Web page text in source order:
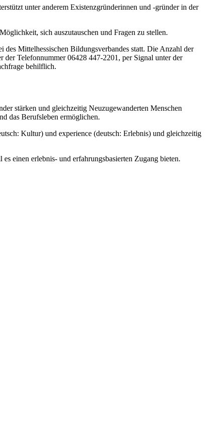
unter anderem Existenzgründerinnen und ‑gründer in der
sich auszutauschen und Fragen zu stellen.
Mittelhessischen Bildungsverbandes statt. Die Anzahl der
Telefonnummer 06428 447-2201, per Signal unter der
behilflich.
stärken und gleichzeitig Neuzugewanderten Menschen
das Berufsleben ermöglichen.
Kultur) und experience (deutsch: Erlebnis) und gleichzeitig
einen erlebnis- und erfahrungsbasierten Zugang bieten.